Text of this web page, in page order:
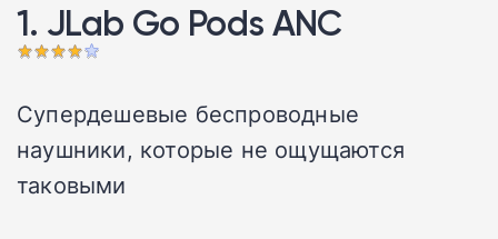
1. JLab Go Pods ANC
Супердешевые беспроводные
наушники, которые не ощущаются
таковыми